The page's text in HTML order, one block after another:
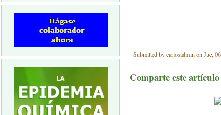
Submitted by carlosadmin on Jue,
Comparte este artículo